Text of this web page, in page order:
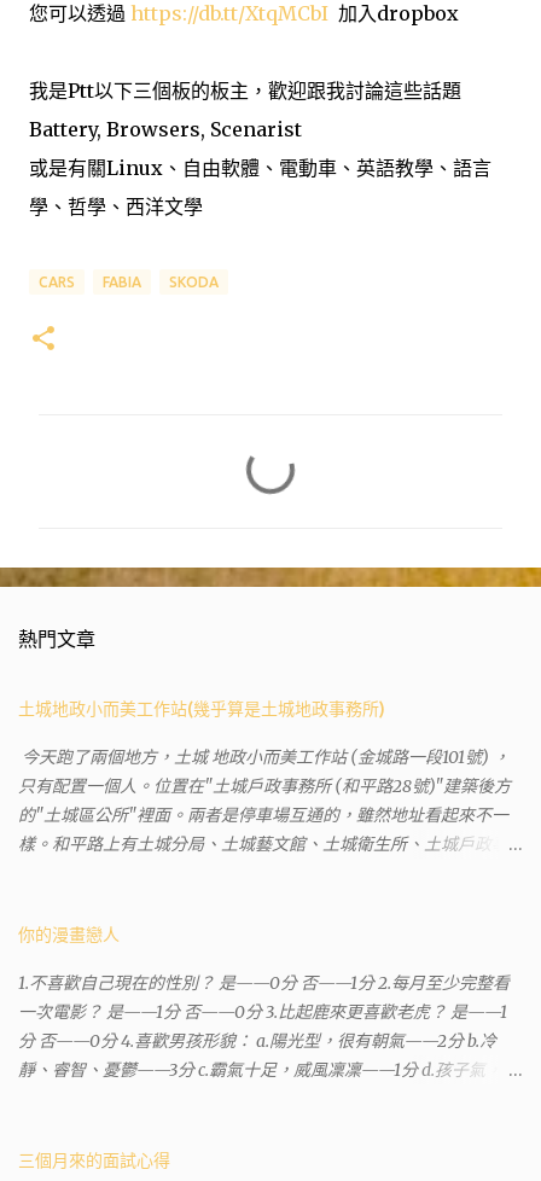
您可以透過 https://db.tt/XtqMCbI 加入dropbox
我是Ptt以下三個板的板主，歡迎跟我討論這些話題
Battery, Browsers, Scenarist
或是有關Linux、自由軟體、電動車、英語教學、語言
學、哲學、西洋文學
CARS FABIA SKODA
熱門文章
土城地政小而美工作站(幾乎算是土城地政事務所)
今天跑了兩個地方，土城 地政小而美工作站 (金城路一段101號) ，
只有配置一個人。位置在"土城戶政事務所 (和平路28號)"建築後方
的"土城區公所"裡面。兩者是停車場互通的，雖然地址看起來不一
樣。和平路上有土城分局、土城藝文館、土城衛生所、土城戶政事
沒有正式的地政事務所，只有地政小而美工作站 ，也已經能處理大
到以後還真嚇了一跳，這一看就有問題。要是我拿著那不被承認、
有問題的幽靈合約恐怕還調不到資源。但我不知道審判時法官會不
會去調閱這些資料。因為沒把握每個法官或檢察官都公正細心，在
案牘勞形中，會願意為了這種小人物受害案件去挖出更大的黑幕。
市板橋地政事務所 )去取得。不過實際到了現場發現還是需要法院的
你的漫畫戀人
1.不喜歡自己現在的性別？ 是——0分 否——1分 2.每月至少完整看
一次電影？ 是——1分 否——0分 3.比起鹿來更喜歡老虎？ 是——1
分 否——0分 4.喜歡男孩形貌： a.陽光型，很有朝氣——2分 b.冷
靜、睿智、憂鬱——3分 c.霸氣十足，威風凜凜——1分 d.孩子氣，十
——1分 6.希望戀人的姓氏： a.大眾化——1分 b.罕見，古色古香的複
三個月來的面試心得